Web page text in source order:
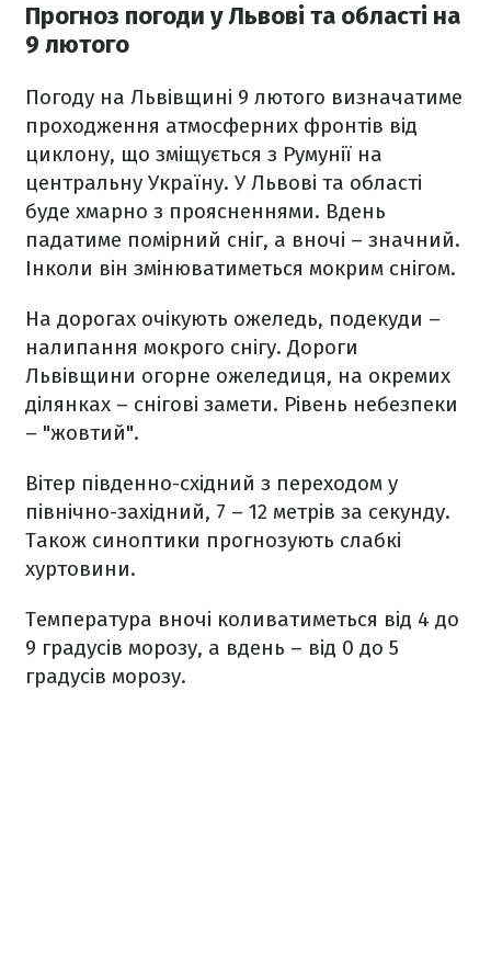
Прогноз погоди у Львові та області на
9 лютого
Погоду на Львівщині 9 лютого визначатиме
проходження атмосферних фронтів від
циклону, що зміщується з Румунії на
центральну Україну. У Львові та області
буде хмарно з проясненнями. Вдень
падатиме помірний сніг, а вночі – значний.
Інколи він змінюватиметься мокрим снігом.
На дорогах очікують ожеледь, подекуди –
налипання мокрого снігу. Дороги
Львівщини огорне ожеледиця, на окремих
ділянках – снігові замети. Рівень небезпеки
– "жовтий".
Вітер південно-східний з переходом у
північно-західний, 7 – 12 метрів за секунду.
Також синоптики прогнозують слабкі
хуртовини.
Температура вночі коливатиметься від 4 до
9 градусів морозу, а вдень – від 0 до 5
градусів морозу.